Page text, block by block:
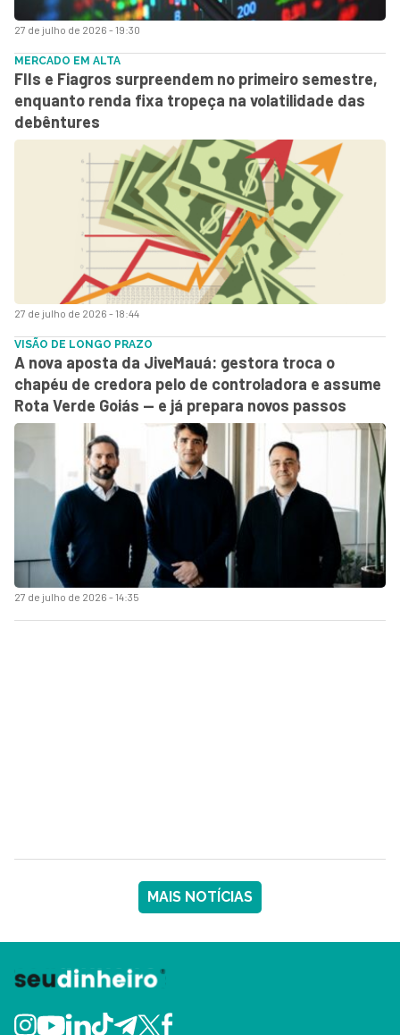
27 de julho de 2026 - 19:30
27 de julho de 2026 - 18:44
MERCADO EM ALTA
FIIs e Fiagros surpreendem no primeiro semestre,
enquanto renda fixa tropeça na volatilidade das
debêntures
27 de julho de 2026 - 14:35
VISÃO DE LONGO PRAZO
A nova aposta da JiveMauá: gestora troca o
chapéu de credora pelo de controladora e assume
Rota Verde Goiás — e já prepara novos passos
MAIS NOTÍCIAS